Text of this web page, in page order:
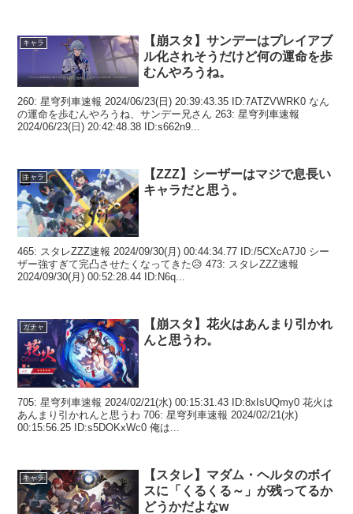
キャラ
【崩スタ】サンデーはプレイアブ
ル化されそうだけど何の運命を歩
むんやろうね。
260: 星穹列車速報 2024/06/23(日) 20:39:43.35 ID:7ATZVWRK0 なん
の運命を歩むんやろうね、サンデー兄さん 263: 星穹列車速報
2024/06/23(日) 20:42:48.38 ID:s662n9...
キャラ
【ZZZ】シーザーはマジで息長い
キャラだと思う。
465: スタレZZZ速報 2024/09/30(月) 00:44:34.77 ID:/5CXcA7J0 シー
ザー強すぎて完凸させたくなってきた😥 473: スタレZZZ速報
2024/09/30(月) 00:52:28.44 ID:N6q...
ガチャ
【崩スタ】花火はあんまり引かれ
んと思うわ。
705: 星穹列車速報 2024/02/21(水) 00:15:31.43 ID:8xIsUQmy0 花火は
あんまり引かれんと思うわ 706: 星穹列車速報 2024/02/21(水)
00:15:56.25 ID:s5DOKxWc0 俺は...
キャラ
【スタレ】マダム・ヘルタのボイ
スに「くるくる～」が残ってるか
どうかだよなw